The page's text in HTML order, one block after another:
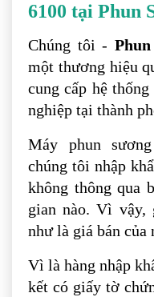
6100 tại Phun
Chúng tôi -
một thương hiệu
cung cấp hệ
nghiệp tại thành
Máy phun
chúng tôi nhập
không thông qua
gian nào. Vì vậy,
như là giá bán của
Vì là hàng nhập
kết có giấy tờ